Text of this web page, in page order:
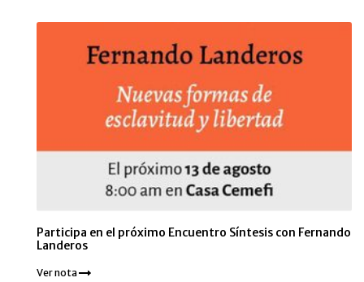
Participa en el próximo Encuentro Síntesis con Fernando
Landeros
Ver nota